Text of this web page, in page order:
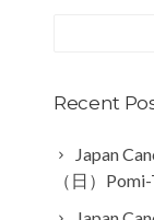
Recent
Japan
（日）